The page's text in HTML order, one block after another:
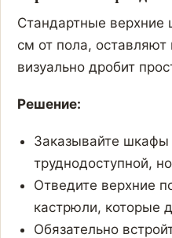
Стандартные верхние
см от пола,
визуально дробит
Решение:
Заказывайте
труднодоступной,
Отведите верхние
кастрюли, которые
Обязательно